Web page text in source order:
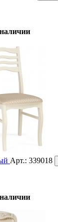
Арт.: 339018